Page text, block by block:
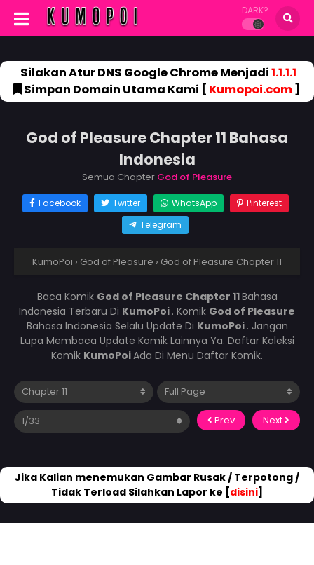
DARK?
Silakan Atur DNS Google Chrome Menjadi1.1.1.1
Simpan Domain Utama Kami [ Kumopoi.com]
God of Pleasure Chapter 11 Bahasa
Indonesia
Semua Chapter God of Pleasure
Facebook Twitter WhatsApp
Pinterest
Telegram
KumoPoi › God of Pleasure › God of Pleasure Chapter 11
Baca Komik God of Pleasure Chapter 11Bahasa
Indonesia Terbaru Di KumoPoi . Komik God of Pleasure
Bahasa Indonesia Selalu Update Di KumoPoi . Jangan
Lupa Membaca Update Komik Lainnya Ya. Daftar Koleksi
Komik KumoPoiAda Di Menu Daftar Komik.
Prev Next
Jika Kalian menemukan Gambar Rusak / Terpotong /
Tidak Terload Silahkan Lapor ke [disini]